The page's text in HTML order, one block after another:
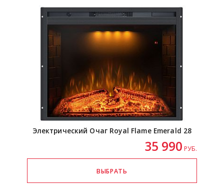
Электрический Очаг Royal Flame Emerald 28
35 990 РУБ.